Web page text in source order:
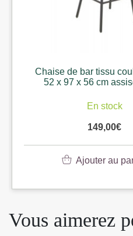
Chaise de bar tissu
52 x 97 x 56 cm
En stock
149,00€
Ajouter au
Vous aimerez